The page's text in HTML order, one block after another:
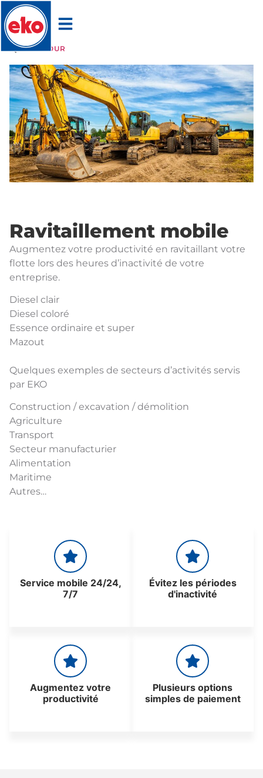
RETOUR
Ravitaillement mobile
Augmentez votre productivité en ravitaillant votre
flotte lors des heures d’inactivité de votre
entreprise.
Diesel clair
Diesel coloré
Essence ordinaire et super
Mazout
Quelques exemples de secteurs d’activités servis
par EKO
Construction / excavation / démolition
Agriculture
Transport
Secteur manufacturier
Alimentation
Maritime
Autres…
Service mobile 24/24,
7/7
Évitez les périodes
d'inactivité
Augmentez votre
productivité
Plusieurs options
simples de paiement